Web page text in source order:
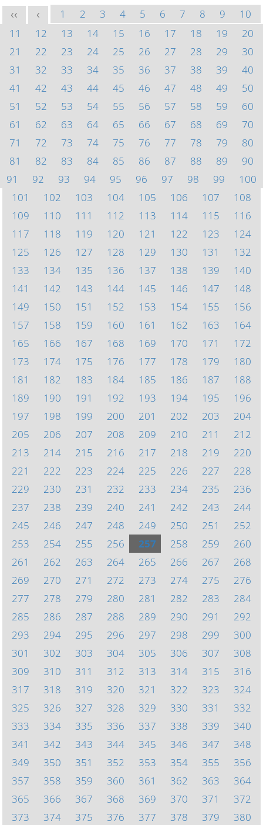
<< < 1 2 3 4 5 6 7 8 9
10
11
12 13 14 15 16 17 18 19
20
21
22 23 24 25 26 27 28 29
30
31
32 33 34 35 36 37 38 39
40
41
42 43 44 45 46 47 48 49
50
51
52 53 54 55 56 57 58 59
60
61
62 63 64 65 66 67 68 69
70
71
72 73 74 75 76 77 78 79
80
81
82 83 84 85 86 87 88 89
90
91
92 93 94 95 96 97 98 99
100
101
102 103 104 105 106 107
108
109
110 111 112 113 114 115
116
117
118 119 120 121 122 123
124
125
126 127 128 129 130 131
132
133
134 135 136 137 138 139
140
141
142 143 144 145 146 147
148
149
150 151 152 153 154 155
156
157
158 159 160 161 162 163
164
165
166 167 168 169 170 171
172
173
174 175 176 177 178 179
180
181
182 183 184 185 186 187
188
189
190 191 192 193 194 195
196
197
198 199 200 201 202 203
204
205
206 207 208 209 210 211
212
213
214 215 216 217 218 219
220
221
222 223 224 225 226 227
228
229
230 231 232 233 234 235
236
237
238 239 240 241 242 243
244
245
246 247 248 249 250 251
252
253
254 255 256 257 258 259
260
261
262 263 264 265 266 267
268
269
270 271 272 273 274 275
276
277
278 279 280 281 282 283
284
285
286 287 288 289 290 291
292
293
294 295 296 297 298 299
300
301
302 303 304 305 306 307
308
309
310 311 312 313 314 315
316
317
318 319 320 321 322 323
324
325
326 327 328 329 330 331
332
333
334 335 336 337 338 339
340
341
342 343 344 345 346 347
348
349
350 351 352 353 354 355
356
357
358 359 360 361 362 363
364
365
366 367 368 369 370 371
372
373
374 375 376 377 378 379 380